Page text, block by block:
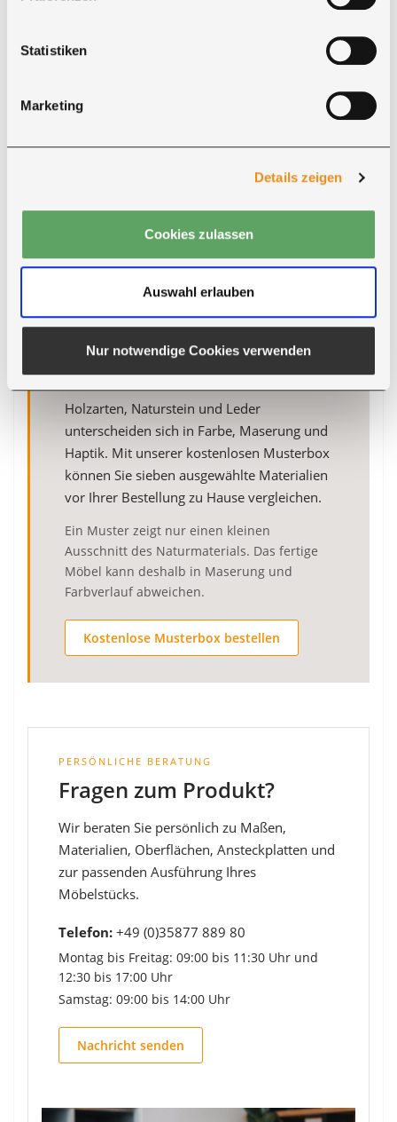
Statistiken
Marketing
Details zeigen
Cookies zulassen
Auswahl erlauben
Nur notwendige Cookies verwenden
MATERIALIEN VORAB ERLEBEN
Kostenlose Musterbox für
Ihre Materialauswahl
Holzarten, Naturstein und Leder
unterscheiden sich in Farbe, Maserung und
Haptik. Mit unserer kostenlosen Musterbox
können Sie sieben ausgewählte Materialien
vor Ihrer Bestellung zu Hause vergleichen.
Ein Muster zeigt nur einen kleinen
Ausschnitt des Naturmaterials. Das fertige
Möbel kann deshalb in Maserung und
Farbverlauf abweichen.
Kostenlose Musterbox bestellen
PERSÖNLICHE BERATUNG
Fragen zum Produkt?
Wir beraten Sie persönlich zu Maßen,
Materialien, Oberflächen, Ansteckplatten und
zur passenden Ausführung Ihres
Möbelstücks.
Telefon: +49 (0)35877 889 80
Montag bis Freitag: 09:00 bis 11:30 Uhr und
12:30 bis 17:00 Uhr
Samstag: 09:00 bis 14:00 Uhr
Nachricht senden